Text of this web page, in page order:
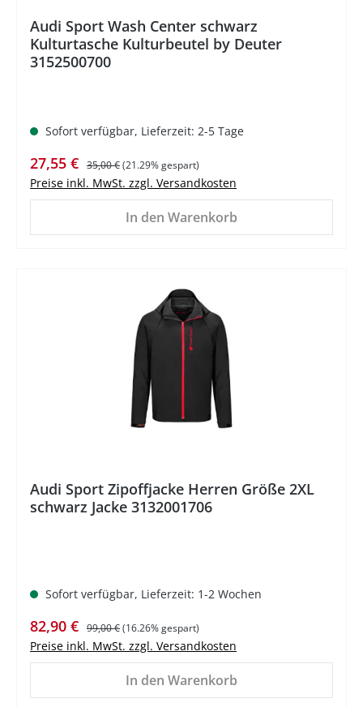
Audi Sport Wash Center schwarz
Kulturtasche Kulturbeutel by Deuter
3152500700
Sofort verfügbar, Lieferzeit: 2-5 Tage
Verkaufspreis:
27,55 € Regulärer Preis:
35,00 €(21.29% gespart)
Preise inkl. MwSt. zzgl. Versandkosten
In den Warenkorb
Audi Sport Zipoffjacke Herren Größe 2XL
schwarz Jacke 3132001706
Sofort verfügbar, Lieferzeit: 1-2 Wochen
Verkaufspreis:
82,90 € Regulärer Preis:
99,00 €(16.26% gespart)
Preise inkl. MwSt. zzgl. Versandkosten
In den Warenkorb